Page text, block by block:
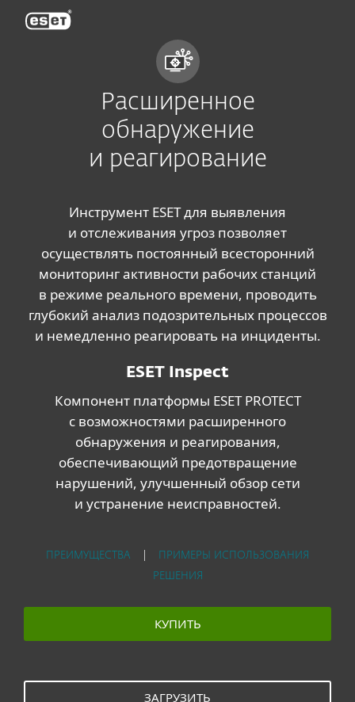
Расширенное
обнаружение
и реагирование
Инструмент ESET для выявления
и отслеживания угроз позволяет
осуществлять постоянный всесторонний
мониторинг активности рабочих станций
в режиме реального времени, проводить
глубокий анализ подозрительных процессов
и немедленно реагировать на инциденты.
ESET Inspect
Компонент платформы ESET PROTECT
с возможностями расширенного
обнаружения и реагирования,
обеспечивающий предотвращение
нарушений, улучшенный обзор сети
и устранение неисправностей.
ПРЕИМУЩЕСТВА
ПРИМЕРЫ ИСПОЛЬЗОВАНИЯ
РЕШЕНИЯ
КУПИТЬ
ЗАГРУЗИТЬ
ESET